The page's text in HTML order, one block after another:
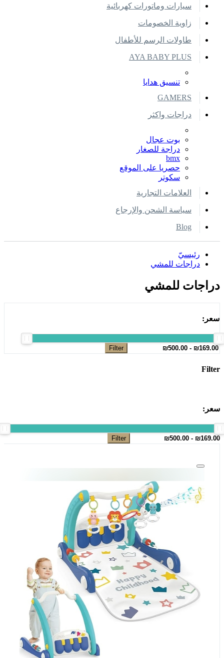
سيارات وماتورات كهربائية
زاوية الخصومات
طاولات الرسم للأطفال
AYA BABY PLUS
تنسيق هدايا
GAMERS
دراجات واكثر
بوت عجال
دراجة للصغار
bmx
حصريا على الموقع
سكوتر
العلامات التجارية
سياسة الشحن والإرجاع
Blog
رئيسيّ
دراجات للمشي
دراجات للمشي
سعر:
Filter
Filter
سعر:
Filter